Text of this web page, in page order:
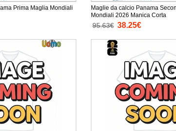
Prima Maglia Mondiali
Maglie da calcio Panama
Mondiali 2026 Manica Corta
95.63€ 38.25€